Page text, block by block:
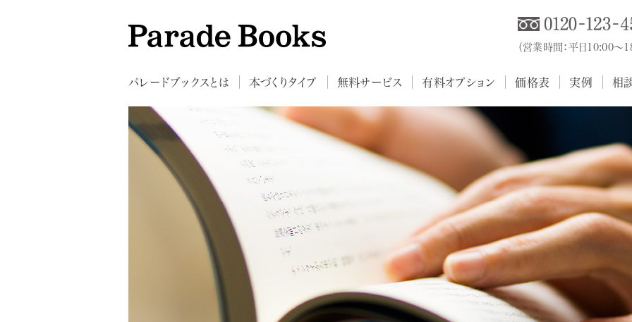
（営業時間：平日10:00
パレードブックスとは 本づくりタイプ 無料サービス 有料オプション 価格表 実例 相